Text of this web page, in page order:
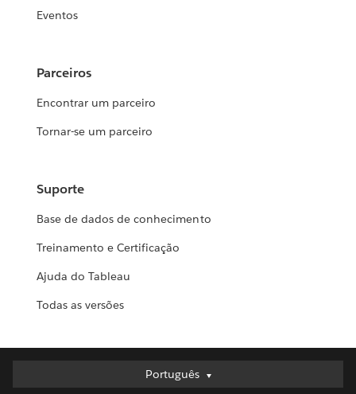
Eventos
Parceiros
Encontrar um parceiro
Tornar-se um parceiro
Suporte
Base de dados de conhecimento
Treinamento e Certificação
Ajuda do Tableau
Todas as versões
Português
Português